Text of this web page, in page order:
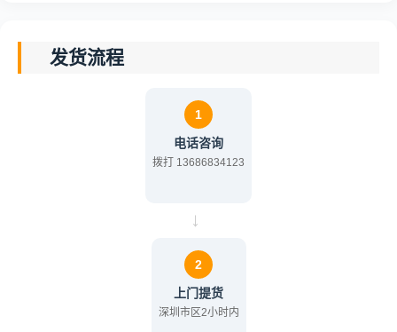
发货流程
1
电话咨询
拨打 13686834123
→
2
上门提货
深圳市区2小时内